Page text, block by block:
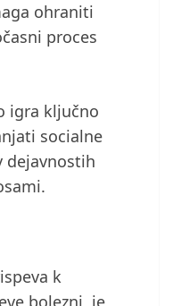
ohraniti
proces
igra ključno
socialne
dejavnostih
k